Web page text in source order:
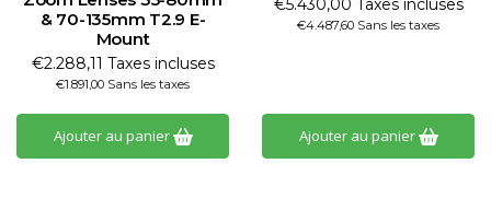
& 70-135mm T2.9 E-
Mount
€2.288,11 Taxes incluses
€1.891,00 Sans les taxes
Ajouter au panier
€5.430,00 Taxes incluses
€4.487,60 Sans les taxes
Ajouter au panier